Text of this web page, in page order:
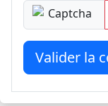
Valider la